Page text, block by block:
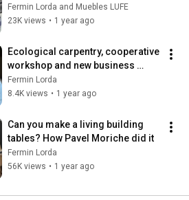
Muebles LUFE
Fermin Lorda and Muebles LUFE
23K views • 1 year ago
Ecological carpentry, cooperative
workshop and new business
models
Fermin Lorda
8.4K views • 1 year ago
Can you make a living building
tables? How Pavel Moriche did it
Fermin Lorda
56K views • 1 year ago